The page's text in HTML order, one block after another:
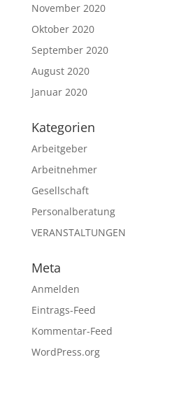
November 2020
Oktober 2020
September 2020
August 2020
Januar 2020
Kategorien
Arbeitgeber
Arbeitnehmer
Gesellschaft
Personalberatung
VERANSTALTUNGEN
Meta
Anmelden
Eintrags-Feed
Kommentar-Feed
WordPress.org